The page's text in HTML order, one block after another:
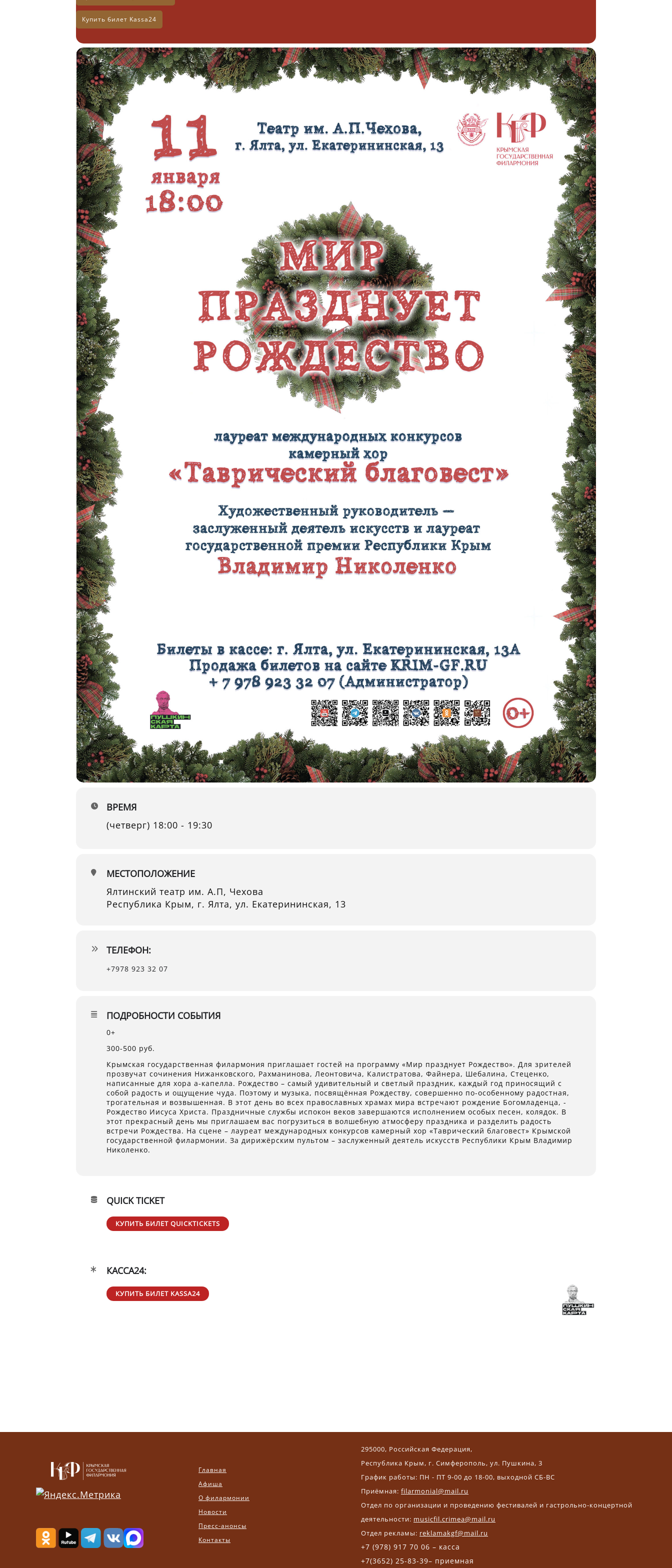
Купить билет Kassa24
ВРЕМЯ
(четверг) 18:00 - 19:30
МЕСТОПОЛОЖЕНИЕ
Ялтинский театр им. А.П, Чехова
Республика Крым, г. Ялта, ул. Екатерининская, 13
ТЕЛЕФОН:
+7978 923 32 07
ПОДРОБНОСТИ СОБЫТИЯ
0+
300-500 руб.
Крымская государственная филармония приглашает гостей на программу «Мир празднует Рождество». Для зрителей
прозвучат сочинения Нижанковского, Рахманинова, Леонтовича, Калистратова, Файнера, Шебалина, Стеценко,
написанные для хора а-капелла. Рождество – самый удивительный и светлый праздник, каждый год приносящий с
собой радость и ощущение чуда. Поэтому и музыка, посвящённая Рождеству, совершенно по-особенному радостная,
трогательная и возвышенная. В этот день во всех православных храмах мира встречают рождение Богомладенца, -
Рождество Иисуса Христа. Праздничные службы испокон веков завершаются исполнением особых песен, колядок. В
этот прекрасный день мы приглашаем вас погрузиться в волшебную атмосферу праздника и разделить радость
встречи Рождества. На сцене – лауреат международных конкурсов камерный хор «Таврический благовест» Крымской
государственной филармонии. За дирижёрским пультом – заслуженный деятель искусств Республики Крым Владимир
Николенко.
QUICK TICKET
КУПИТЬ БИЛЕТ QUICKTICKETS
КАССА24:
КУПИТЬ БИЛЕТ KASSA24
Главная
Афиша
О филармонии
Новости
Пресс-анонсы
Контакты
295000, Российская Федерация,
Республика Крым, г. Симферополь, ул. Пушкина, 3
График работы: ПН - ПТ 9-00 до 18-00, выходной СБ-ВС
Приёмная: filarmonial@mail.ru
Отдел по организации и проведению фестивалей и гастрольно-концертной
деятельности: musicfil.crimea@mail.ru
Отдел рекламы: reklamakgf@mail.ru
+7 (978) 917 70 06 – касса
+7(3652) 25-83-39– приемная